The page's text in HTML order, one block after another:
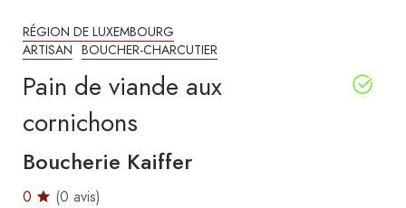
RÉGION DE LUXEMBOURG
ARTISAN BOUCHER-CHARCUTIER
Pain de viande aux
cornichons
Boucherie Kaiffer
0
(0 avis)